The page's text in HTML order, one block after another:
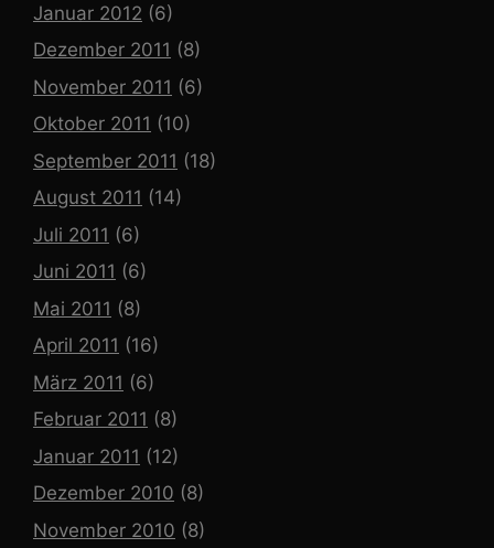
Januar 2012 (6)
Dezember 2011 (8)
November 2011 (6)
Oktober 2011 (10)
September 2011 (18)
August 2011 (14)
Juli 2011 (6)
Juni 2011 (6)
Mai 2011 (8)
April 2011 (16)
März 2011 (6)
Februar 2011 (8)
Januar 2011 (12)
Dezember 2010 (8)
November 2010 (8)